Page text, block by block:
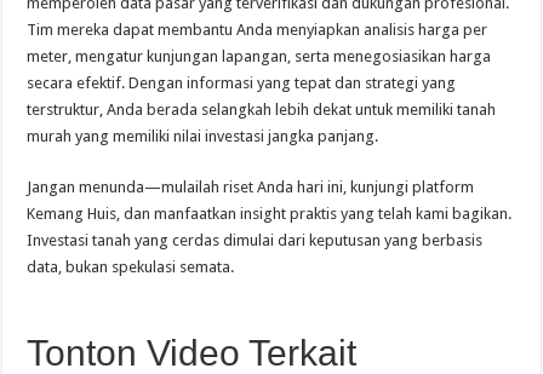
Tim mereka dapat membantu Anda menyiapkan analisis harga per
meter, mengatur kunjungan lapangan, serta menegosiasikan harga
secara efektif. Dengan informasi yang tepat dan strategi yang
terstruktur, Anda berada selangkah lebih dekat untuk memiliki tanah
murah yang memiliki nilai investasi jangka panjang.
Jangan menunda—mulailah riset Anda hari ini, kunjungi platform
Kemang Huis, dan manfaatkan insight praktis yang telah kami bagikan.
Investasi tanah yang cerdas dimulai dari keputusan yang berbasis
data, bukan spekulasi semata.
Tonton Video Terkait